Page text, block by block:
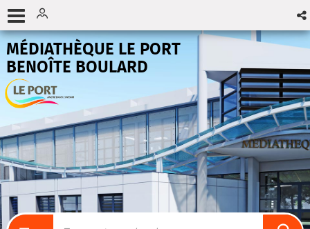
MÉDIATHÈQUE LE PORT
BENOÎTE BOULARD